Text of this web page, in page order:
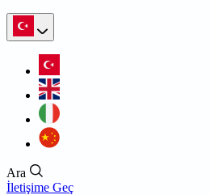
Ara
İletişime Geç